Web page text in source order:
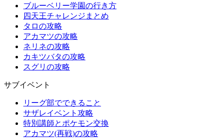
ブルーベリー学園の行き方
四天王チャレンジまとめ
タロの攻略
アカマツの攻略
ネリネの攻略
カキツバタの攻略
スグリの攻略
サブイベント
リーグ部でできること
サザレイベント攻略
特別講師とポケモン交換
アカマツ(再戦)の攻略